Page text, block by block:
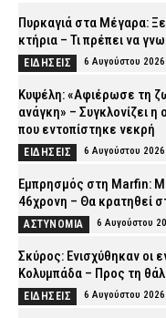
Πυρκαγιά στα Μέγαρα:
κτήρια – Τι πρέπει να
ΕΙΔΗΣΕΙΣ 6 Αυγούστου
Κυψέλη: «Αφιέρωσε τη
ανάγκη» – Συγκλονίζει
που εντοπίστηκε νεκρή
ΕΙΔΗΣΕΙΣ 6 Αυγούστου
Εμπρησμός στη Marfin:
46χρονη – Θα κρατηθεί
ΑΣΤΥΝΟΜΙΑ 6 Αυγούστου
Σκύρος: Ενισχύθηκαν οι
Κολυμπάδα – Προς τη
ΕΙΔΗΣΕΙΣ 6 Αυγούστου